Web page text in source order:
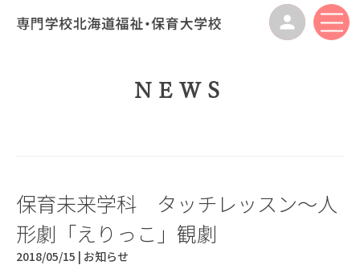
NEWS
保育未来学科 タッチレッスン～人
形劇「えりっこ」観劇
2018/05/15 | お知らせ